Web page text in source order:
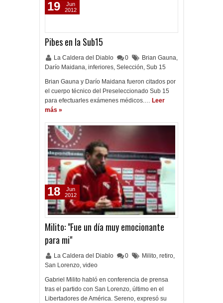
Pibes en la Sub15
La Caldera del Diablo 0 Brian Gauna,
Darío Maidana, inferiores, Selección, Sub 15
Brian Gauna y Darío Maidana fueron citados por
el cuerpo técnico del Preseleccionado Sub 15
para efectuarles exámenes médicos.… Leer
más »
19
Jun
2012
Milito: "Fue un día muy emocionante
para mi"
La Caldera del Diablo 0 Milito, retiro,
San Lorenzo, video
Gabriel Milito habló en conferencia de prensa
tras el partido con San Lorenzo, último en el
Libertadores de América. Sereno, expresó su
18
Jun
2012